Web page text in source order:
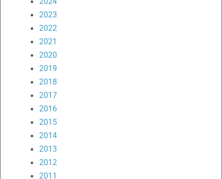
2023
2022
2021
2020
2019
2018
2017
2016
2015
2014
2013
2012
2011